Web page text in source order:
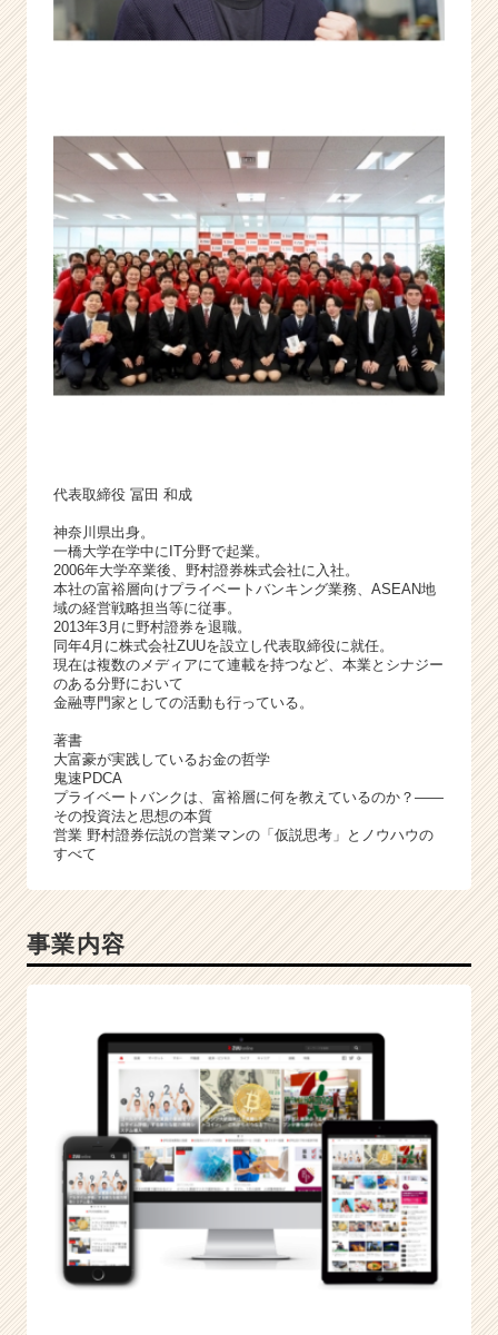
ト
活
サ
ト
ア
キ
ャ
ア
（C
h
C
e
e
r）
代表取締役 冨田 和成
神奈川県出身。
一橋大学在学中にIT分野で起業。
2006年大学卒業後、野村證券株式会社に入社。
本社の富裕層向けプライベートバンキング業務、ASEAN地
域の経営戦略担当等に従事。
2013年3月に野村證券を退職。
同年4月に株式会社ZUUを設立し代表取締役に就任。
現在は複数のメディアにて連載を持つなど、本業とシナジー
のある分野において
金融専門家としての活動も行っている。
著書
大富豪が実践しているお金の哲学
鬼速PDCA
プライベートバンクは、富裕層に何を教えているのか？――
その投資法と思想の本質
営業 野村證券伝説の営業マンの「仮説思考」とノウハウの
すべて
事業内容